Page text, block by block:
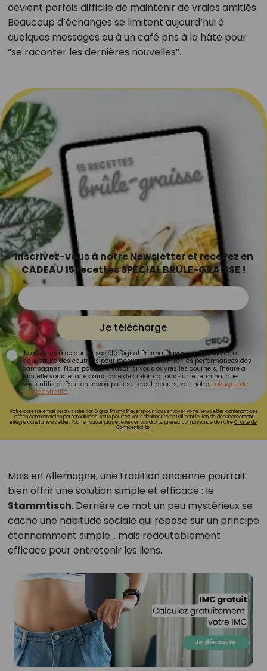
devient parfois difficile de maintenir de vraies amitiés.
Beaucoup d’échanges se limitent aujourd’hui à
quelques messages ou à un café pris à la hâte pour
“se raconter les dernières nouvelles”.
Inscrivez-vous à notre Newsletter et recevez en
CADEAU 15 recettes SPÉCIAL BRÛLE-GRAISSE !
Je télécharge
Je consens à ce que la société Digital Prisma Players analyse le taux
d'ouverture des courriels pour mesurer et optimiser les performances des
campagnes. Nous pourrons savoir si vous ouvrez les courriels, l'heure à
laquelle vous le faites ainsi que des informations sur le terminal que
vous utilisez. Pour en savoir plus sur ces traceurs, voir notre politique de
confidentialité.
Votre adresse email sera utilisée par Digital Prisma Playerspour vous envoyer votre newsletter contenant des
offres commerciales personnalisées. Vous pourrez vous désinscrire en utilisant le lien de désabonnement
intégré dans la newsletter. Pour en savoir plus et exercer vos droits, prenez connaissance de notreCharte de
Confidentialité.
Mais en Allemagne, une tradition ancienne pourrait
bien offrir une solution simple et efficace : le
Stammtisch. Derrière ce mot un peu mystérieux se
cache une habitude sociale qui repose sur un principe
étonnamment simple… mais redoutablement
efficace pour entretenir les liens.